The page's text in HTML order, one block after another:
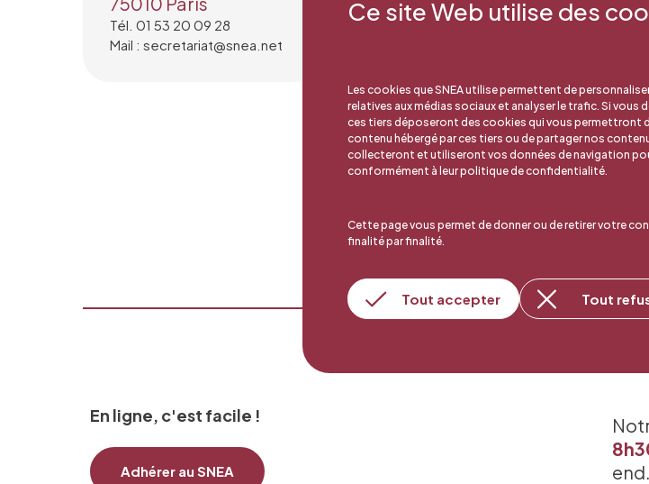
Ce site Web utilise des
Les cookies que SNEA utilise permettent de
relatives aux médias sociaux et analyser le trafic. Si
ces tiers déposeront des cookies qui vous permettront
contenu hébergé par ces tiers ou de partager nos
collecteront et utiliseront vos données de navigation
conformément à leur politique de confidentialité.
Cette page vous permet de donner ou de retirer votre
finalité par finalité.
Tout accepter Tout
Tél. 01 53 20 09 28
Mail : secretariat@snea.net
En ligne, c'est facile !
Adhérer au SNEA
end.